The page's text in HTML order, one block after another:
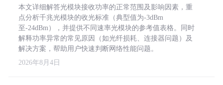
本文详细解答光模块接收功率的正常范围及影响因素，重
点分析千兆光模块的收光标准（典型值为-3dBm
至-24dBm），并提供不同速率光模块的参考值表格。同时
解释功率异常的常见原因（如光纤损耗、连接器问题）及
解决方案，帮助用户快速判断网络性能问题。
2026年8月4日